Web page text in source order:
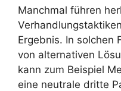
Manchmal führen
Ergebnis. In solchen
von alternativen
kann zum Beispiel
eine neutrale dritte